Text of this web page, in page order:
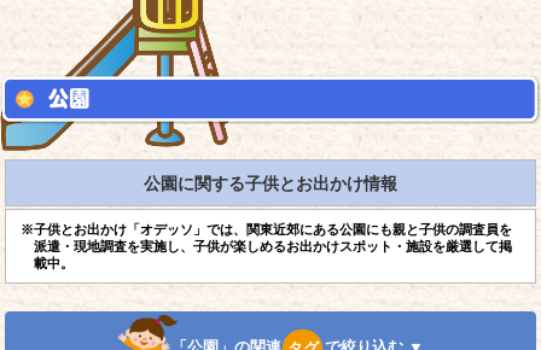
公園に関する子供とお出かけ情報
※子供とお出かけ「オデッソ」では、関東近郊にある公園にも親と子供の調査員を
派遣・現地調査を実施し、子供が楽しめるお出かけスポット・施設を厳選して掲
載中。